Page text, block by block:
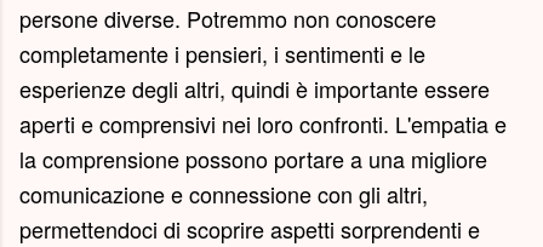
persone diverse. Potremmo non conoscere
completamente i pensieri, i sentimenti e le
esperienze degli altri, quindi è importante essere
aperti e comprensivi nei loro confronti. L'empatia e
la comprensione possono portare a una migliore
comunicazione e connessione con gli altri,
permettendoci di scoprire aspetti sorprendenti e